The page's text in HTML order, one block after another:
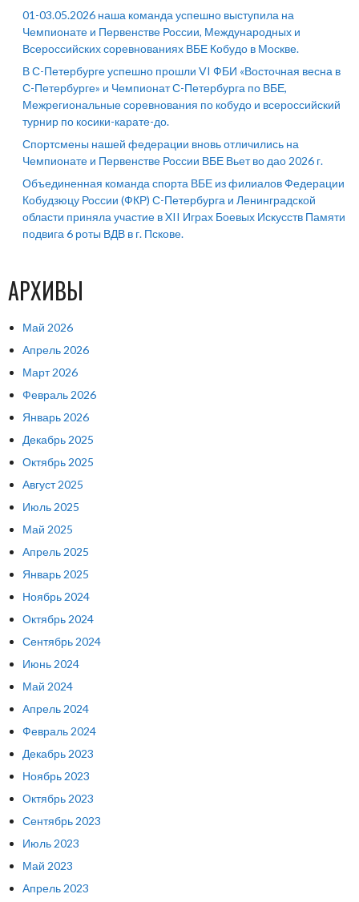
01-03.05.2026 наша команда успешно выступила на
Чемпионате и Первенстве России, Международных и
Всероссийских соревнованиях ВБЕ Кобудо в Москве.
В С-Петербурге успешно прошли VI ФБИ «Восточная весна в
С-Петербурге» и Чемпионат С-Петербурга по ВБЕ,
Межрегиональные соревнования по кобудо и всероссийский
турнир по косики-карате-до.
Спортсмены нашей федерации вновь отличились на
Чемпионате и Первенстве России ВБЕ Вьет во дао 2026 г.
Объединенная команда спорта ВБЕ из филиалов Федерации
Кобудзюцу России (ФКР) С-Петербурга и Ленинградской
области приняла участие в XII Играх Боевых Искусств Памяти
подвига 6 роты ВДВ в г. Пскове.
АРХИВЫ
Май 2026
Апрель 2026
Март 2026
Февраль 2026
Январь 2026
Декабрь 2025
Октябрь 2025
Август 2025
Июль 2025
Май 2025
Апрель 2025
Январь 2025
Ноябрь 2024
Октябрь 2024
Сентябрь 2024
Июнь 2024
Май 2024
Апрель 2024
Февраль 2024
Декабрь 2023
Ноябрь 2023
Октябрь 2023
Сентябрь 2023
Июль 2023
Май 2023
Апрель 2023